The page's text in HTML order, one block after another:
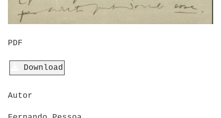
PDF
Download
Autor